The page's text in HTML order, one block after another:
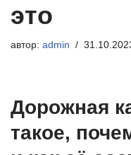
это
автор: admin
Дорожная
такое,